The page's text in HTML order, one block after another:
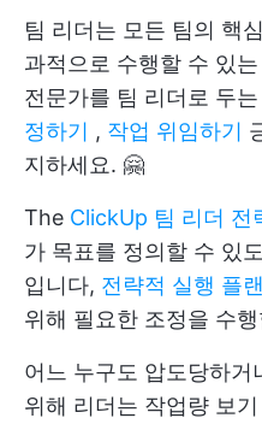
팀 리더는 모든 팀의 핵
과적으로 수행할 수 있
전문가를 팀 리더로 두
정하기 , 작업 위임하기
지하세요. 🤗
The ClickUp 팀 리더 전
가 목표를 정의할 수 있
입니다, 전략적 실행 플
위해 필요한 조정을 수
어느 누구도 압도당하거
위해 리더는 작업량 보기